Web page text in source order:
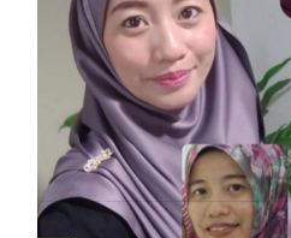
Vitamin Kulit Cantik
mampu milik
7 April, 2023